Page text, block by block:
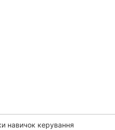
навичок керування